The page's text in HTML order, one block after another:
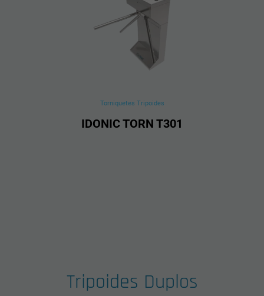
Torniquetes Tripoides
IDONIC TORN T301
Tripoides Duplos